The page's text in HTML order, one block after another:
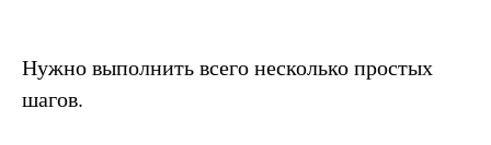
Нужно выполнить всего несколько простых
шагов.